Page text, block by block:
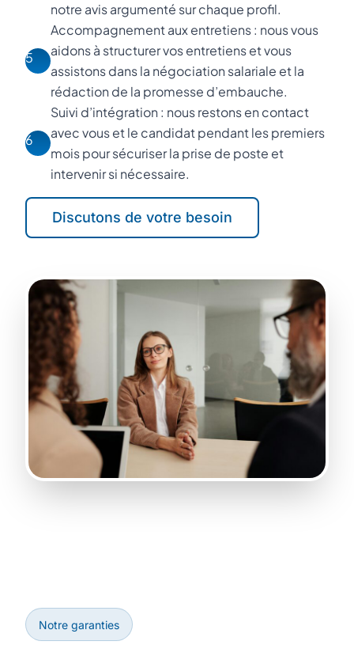
notre avis argumenté sur chaque profil.
5
Accompagnement aux entretiens : nous vous
aidons à structurer vos entretiens et vous
assistons dans la négociation salariale et la
rédaction de la promesse d’embauche.
6
Suivi d’intégration : nous restons en contact
avec vous et le candidat pendant les premiers
mois pour sécuriser la prise de poste et
intervenir si nécessaire.
Discutons de votre besoin
Notre garanties